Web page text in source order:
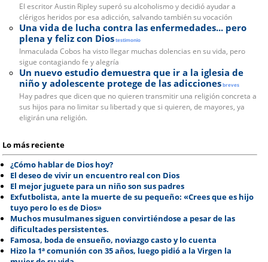
El escritor Austin Ripley superó su alcoholismo y decidió ayudar a
clérigos heridos por esa adicción, salvando también su vocación
Una vida de lucha contra las enfermedades... pero
plena y feliz con Diostestimonio
Inmaculada Cobos ha visto llegar muchas dolencias en su vida, pero
sigue contagiando fe y alegría
Un nuevo estudio demuestra que ir a la iglesia de
niño y adolescente protege de las adiccionesbreves
Hay padres que dicen que no quieren transmitir una religión concreta a
sus hijos para no limitar su libertad y que si quieren, de mayores, ya
eligirán una religión.
Lo más reciente
¿Cómo hablar de Dios hoy?
El deseo de vivir un encuentro real con Dios
El mejor juguete para un niño son sus padres
Exfutbolista, ante la muerte de su pequeño: «Crees que es hijo
tuyo pero lo es de Dios»
Muchos musulmanes siguen convirtiéndose a pesar de las
dificultades persistentes.
Famosa, boda de ensueño, noviazgo casto y lo cuenta
Hizo la 1ª comunión con 35 años, luego pidió a la Virgen la